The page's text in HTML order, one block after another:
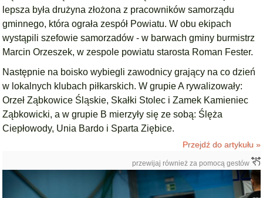
lepsza była drużyna złożona z pracowników samorządu
gminnego, która ograła zespół Powiatu. W obu ekipach
wystąpili szefowie samorzadów - w barwach gminy burmistrz
Marcin Orzeszek, w zespole powiatu starosta Roman Fester.
Następnie na boisko wybiegli zawodnicy grający na co dzień
w lokalnych klubach piłkarskich. W grupie A rywalizowały:
Orzeł Ząbkowice Śląskie, Skałki Stolec i Zamek Kamieniec
Ząbkowicki, a w grupie B mierzyły się ze sobą: Ślęża
Ciepłowody, Unia Bardo i Sparta Ziębice.
Przejdź do artykułu »
przewijaj również za pomocą gestów